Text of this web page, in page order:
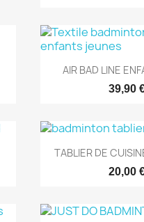
Aperçu
AIR BAD LINE
39,90
Aperçu
TABLIER DE
20,00